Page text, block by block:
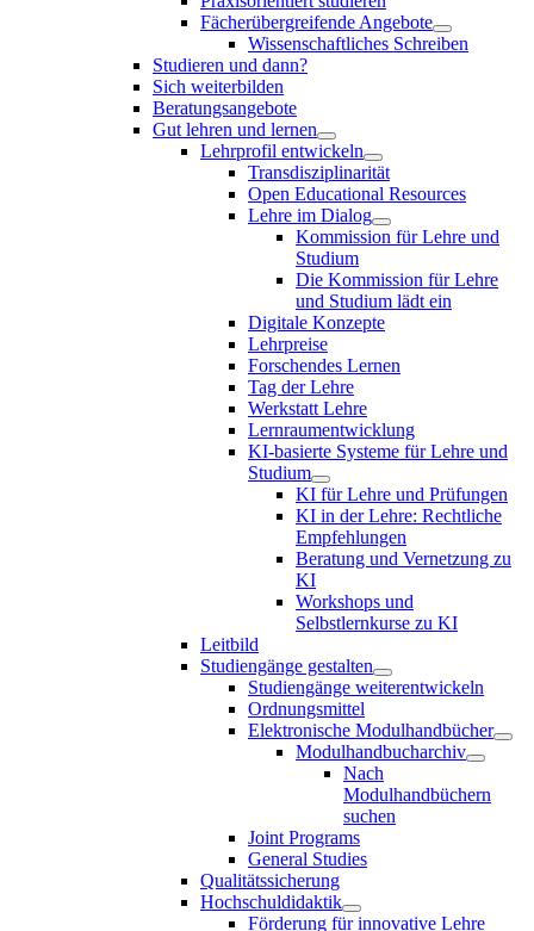
Fächerübergreifende Angebote
Wissenschaftliches Schreiben
Studieren und dann?
Sich weiterbilden
Beratungsangebote
Gut lehren und lernen
Lehrprofil entwickeln
Transdisziplinarität
Open Educational Resources
Lehre im Dialog
Kommission für Lehre und
Studium
Die Kommission für Lehre
und Studium lädt ein
Digitale Konzepte
Lehrpreise
Forschendes Lernen
Tag der Lehre
Werkstatt Lehre
Lernraumentwicklung
KI-basierte Systeme für Lehre und
Studium
KI für Lehre und Prüfungen
KI in der Lehre: Rechtliche
Empfehlungen
Beratung und Vernetzung zu
KI
Workshops und
Selbstlernkurse zu KI
Leitbild
Studiengänge gestalten
Studiengänge weiterentwickeln
Ordnungsmittel
Elektronische Modulhandbücher
Modulhandbucharchiv
Nach
Modulhandbüchern
suchen
Joint Programs
General Studies
Qualitätssicherung
Hochschuldidaktik
Förderung für innovative Lehre